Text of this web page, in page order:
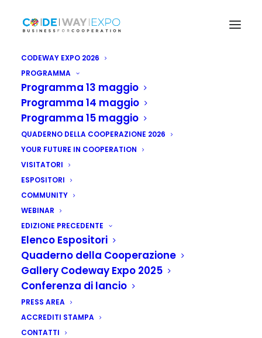
CODEWAY EXPO 2026
PROGRAMMA
Programma 13 maggio
Programma 14 maggio
Programma 15 maggio
QUADERNO DELLA COOPERAZIONE 2026
YOUR FUTURE IN COOPERATION
VISITATORI
ESPOSITORI
COMMUNITY
WEBINAR
EDIZIONE PRECEDENTE
Elenco Espositori
Quaderno della Cooperazione
Gallery Codeway Expo 2025
Conferenza di lancio
PRESS AREA
ACCREDITI STAMPA
CONTATTI
Africa: alpini, azioni
di solidarietà in
Somalia e